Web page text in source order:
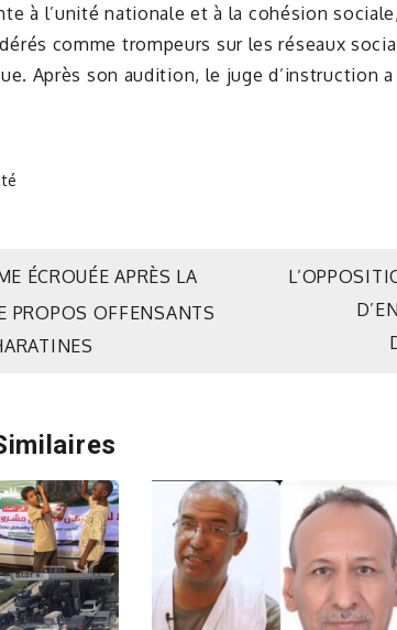
à l’unité nationale et à la cohésion
comme trompeurs sur les réseaux
Après son audition, le juge d’instruction
ÉCROUÉE APRÈS LA
PROPOS OFFENSANTS